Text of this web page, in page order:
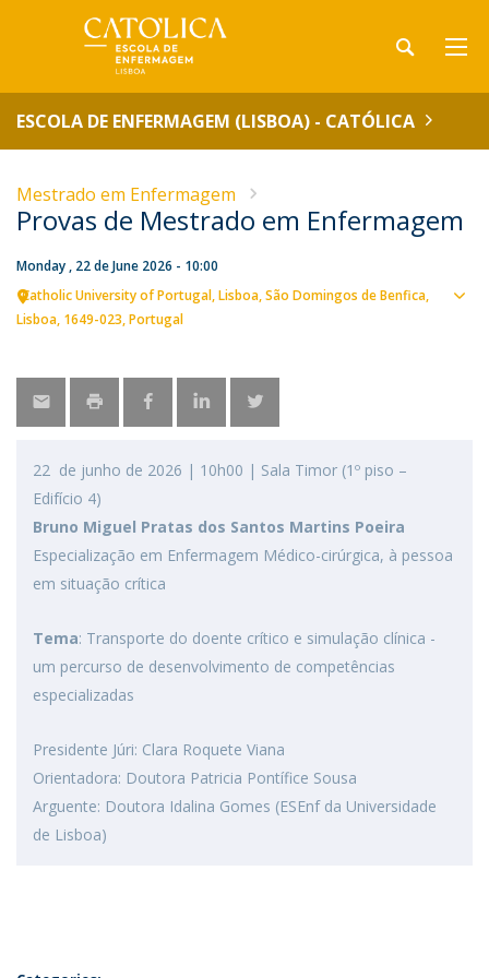
ESCOLA DE ENFERMAGEM (LISBOA) - CATÓLICA
Mestrado em Enfermagem
Provas de Mestrado em Enfermagem
Monday , 22 de June 2026 - 10:00
Catholic University of Portugal Lisboa São Domingos de Benfica,
Lisboa 1649-023 Portugal
22 de junho de 2026 | 10h00 | Sala Timor (1º piso –
Edifício 4)
Bruno Miguel Pratas dos Santos Martins Poeira
Especialização em Enfermagem Médico-cirúrgica, à pessoa
em situação crítica
Tema: Transporte do doente crítico e simulação clínica -
um percurso de desenvolvimento de competências
especializadas
Presidente Júri: Clara Roquete Viana
Orientadora: Doutora Patricia Pontífice Sousa
Arguente: Doutora Idalina Gomes (ESEnf da Universidade
de Lisboa)